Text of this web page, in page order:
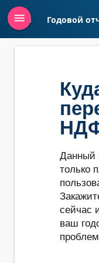
Войти Годовой
menu
Данный
только
сейчас
ваш